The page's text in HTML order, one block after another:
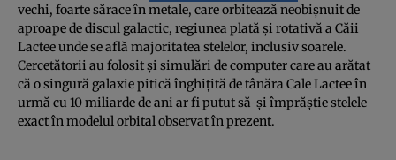
vechi, foarte sărace în metale, care orbitează neobișnuit de
aproape de discul galactic, regiunea plată și rotativă a Căii
Lactee unde se află majoritatea stelelor, inclusiv soarele.
Cercetătorii au folosit și simulări de computer care au arătat
că o singură galaxie pitică înghițită de tânăra Cale Lactee în
urmă cu 10 miliarde de ani ar fi putut să-și împrăștie stelele
exact în modelul orbital observat în prezent.